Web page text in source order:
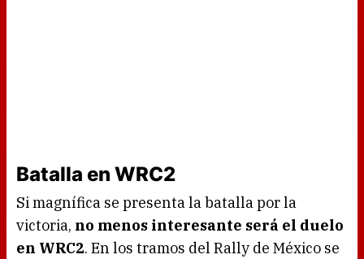
Batalla en WRC2
Si magnífica se presenta la batalla por la
victoria, no menos interesante será el duelo
en WRC2. En los tramos del Rally de México se